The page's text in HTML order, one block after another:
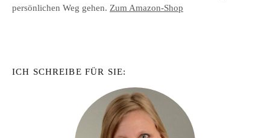
persönlichen Weg gehen. Zum Amazon-Shop
ICH SCHREIBE FÜR SIE: